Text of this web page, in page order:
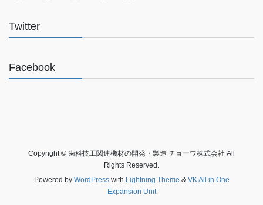
Twitter
Facebook
Copyright © 歯科技工関連機材の開発・製造 チョーワ株式会社 All
Rights Reserved.
Powered by WordPresswith Lightning Theme & VK All in One
Expansion Unit